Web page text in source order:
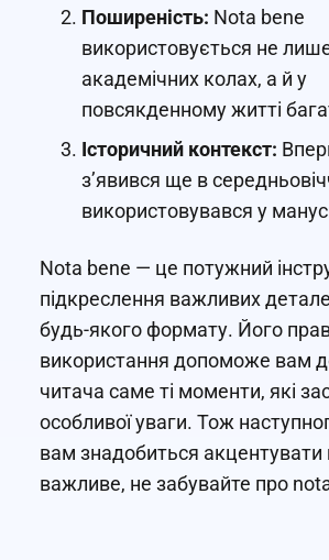
Поширеність: Nota bene
використовується не
академічних колах, а й у
повсякденному житті
Історичний контекст:
з’явився ще в
використовувався у
Nota bene — це потужний
підкреслення важливих
будь-якого формату. Його
використання допоможе вам
читача саме ті моменти, які
особливої уваги. Тож
вам знадобиться
важливе, не забувайте про